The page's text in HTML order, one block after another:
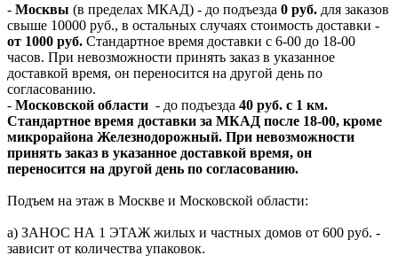
- Москвы (в пределах МКАД) - до подъезда 0 руб. для заказов
свыше 10000 руб., в остальных случаях стоимость доставки -
от 1000 руб. Стандартное время доставки с 6-00 до 18-00
часов. При невозможности принять заказ в указанное
доставкой время, он переносится на другой день по
согласованию.
- Московской области - до подъезда 40 руб. с 1 км.
Стандартное время доставки за МКАД после 18-00, кроме
микрорайона Железнодорожный. При невозможности
принять заказ в указанное доставкой время, он
переносится на другой день по согласованию.
Подъем на этаж в Москве и Московской области:
а) ЗАНОС НА 1 ЭТАЖ жилых и частных домов от 600 руб. -
зависит от количества упаковок.